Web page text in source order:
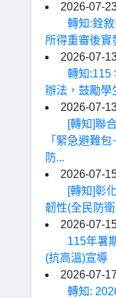
2026-07-
轉知:銓
所得重審後實
2026-07-
轉知:115
辦法，鼓勵學
2026-07-
[轉知]聯
「緊急避難
防...
2026-07-
[轉知]彰
韌性(全民防
2026-07-
115年暑
(抗高溫)宣導
2026-07-17
轉知: